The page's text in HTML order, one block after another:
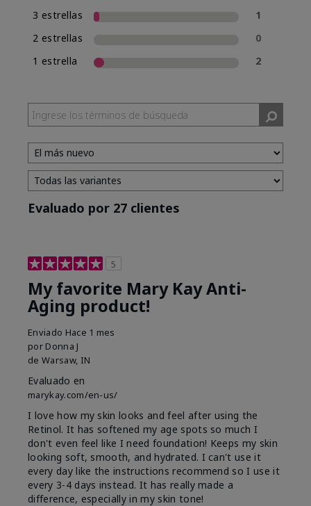
3 estrellas
1
2 estrellas
0
1 estrella
2
Evaluado por 27 clientes
5
My favorite Mary Kay Anti-
Aging product!
Enviado Hace 1 mes
por Donna J
de Warsaw, IN
Evaluado en
marykay.com/en-us/
I love how my skin looks and feel after using the
Retinol. It has softened my age spots so much I
don't even feel like I need foundation! Keeps my skin
looking soft, smooth, and hydrated. I can't use it
every day like the instructions recommend so I use it
every 3-4 days instead. It has really made a
difference, especially in my skin tone!